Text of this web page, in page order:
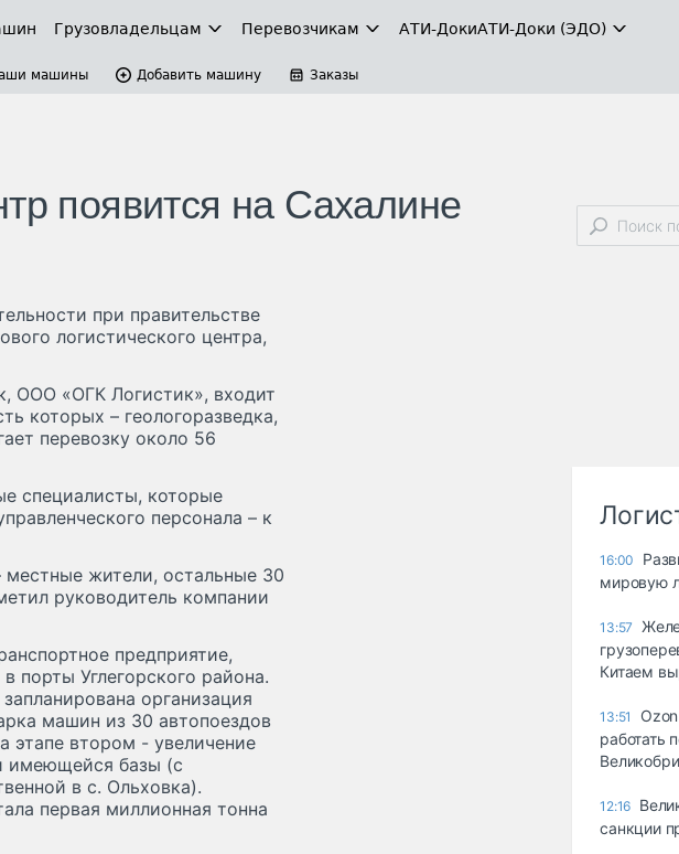
Грузовладельцам Перевозчикам АТИ-ДокиАТИ-Доки (ЭДО)
машины Добавить машину Заказы
появится на Сахалине
при правительстве
логистического центра,
ООО «ОГК Логистик», входит
которых – геологоразведка,
перевозку около 56
специалисты, которые
персонала – к
местные жители, остальные 30
руководитель компании
предприятие,
порты Углегорского района.
организация
машин из 30 автопоездов
этапе втором - увеличение
имеющейся базы (с
в с. Ольховка).
первая миллионная тонна
16:00
мировую
13:57
Китаем
13:51
работать
12:16
санкции